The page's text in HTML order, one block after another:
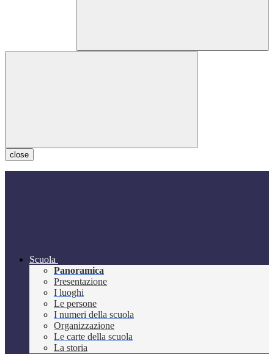
close
Scuola
Panoramica
Presentazione
I luoghi
Le persone
I numeri della scuola
Organizzazione
Le carte della scuola
La storia